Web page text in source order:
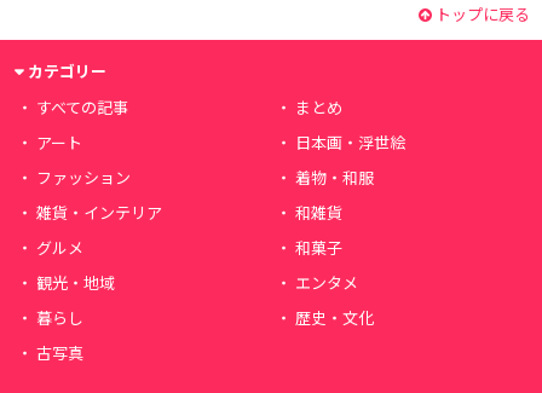
トップに戻る
カテゴリー
すべての記事
まとめ
アート
日本画・浮世絵
ファッション
着物・和服
雑貨・インテリア
和雑貨
グルメ
和菓子
観光・地域
エンタメ
暮らし
歴史・文化
古写真